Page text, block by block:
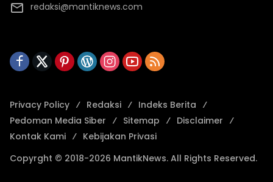
redaksi@mantiknews.com
Privacy Policy Redaksi
Indeks Berita
Pedoman Media Siber
Sitemap
Disclaimer
Kontak Kami
Kebijakan Privasi
Copyrght © 2018-2026 MantikNews. All Rights Reserved.